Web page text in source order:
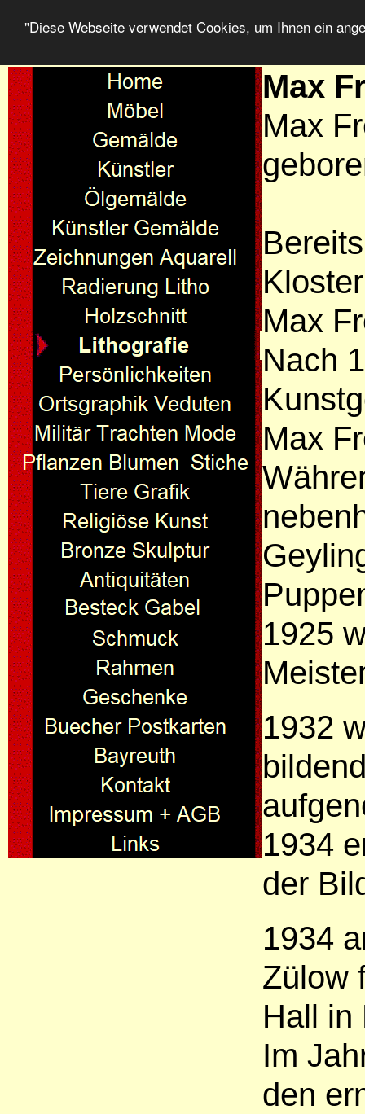
"Diese Webseite verwendet Cookies, um Ihnen ein
Max
Max
Max
Nach
Max
1925
1932
1934
der
1934
Zülow
Hall in
Im
den